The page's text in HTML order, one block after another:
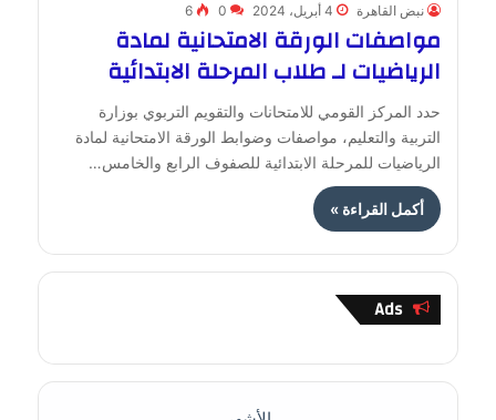
نبض القاهرة 4 أبريل، 2024 0
6
مواصفات الورقة الامتحانية لمادة
الرياضيات لـ طلاب المرحلة الابتدائية
حدد المركز القومي للامتحانات والتقويم التربوي بوزارة
التربية والتعليم، مواصفات وضوابط الورقة الامتحانية لمادة
الرياضيات للمرحلة الابتدائية للصفوف الرابع والخامس…
أكمل القراءة »
Ads